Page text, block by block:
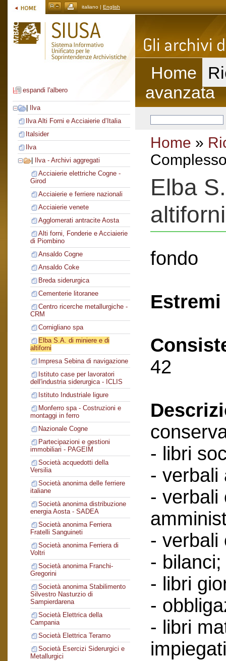
italiano | English
espandi l'albero
Ilva
Ilva Alti Forni e Acciaierie d’Italia
Italsider
Ilva
Ilva - Archivi aggregati
Acciaierie elettriche Cogne -
Girod
Acciaierie e ferriere nazionali
Acciaierie venete
Agglomerati antracite Aosta
Alti forni, Fonderie e Acciaierie
di Piombino
Ansaldo Cogne
Ansaldo Coke
Breda siderurgica
Cementerie litoranee
Centro ricerche metallurgiche -
CRM
Cornigliano spa
Elba S.A. di miniere e di
altiforni
Impresa Sebina di navigazione
Istituto case per lavoratori
dell'industria siderurgica - ICLIS
Istituto Industriale ligure
Monferro spa - Costruzioni e
montaggi in ferro
Nazionale Cogne
Partecipazioni e gestioni
immobiliari - PAGEIM
Società acquedotti della
Versilia
Società anonima delle ferriere
italiane
Società anonima distribuzione
energia Aosta - SADEA
Società anonima Ferriera
Fratelli Sanguineti
Società anonima Ferriera di
Voltri
Società anonima Franchi-
Gregorini
Società anonima Stabilimento
Silvestro Nasturzio di
Sampierdarena
Società Elettrica della
Campania
Società Elettrica Teramo
Società Esercizi Siderurgici e
Metallurgici
Home
avanzata
Home »
Elba
altiforni
fondo
42
- libri
- verbali
- verbali
- verbali
- bilanci;
- libri
-
- libri